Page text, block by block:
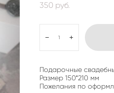
350 pуб.
Подарочные
Размер 150*210 мм
Пожелания по